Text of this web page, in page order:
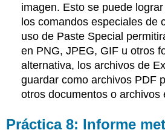
imagen. Esto se puede
los comandos especiales de
uso de Paste Special
en PNG, JPEG, GIF u otros
alternativa, los archivos de
guardar como archivos PDF
otros documentos o archivos
Práctica 8: Informe